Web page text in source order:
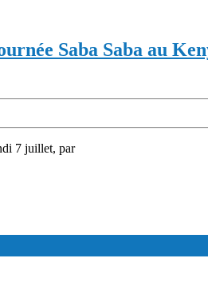
Saba Saba au
7 juillet, par